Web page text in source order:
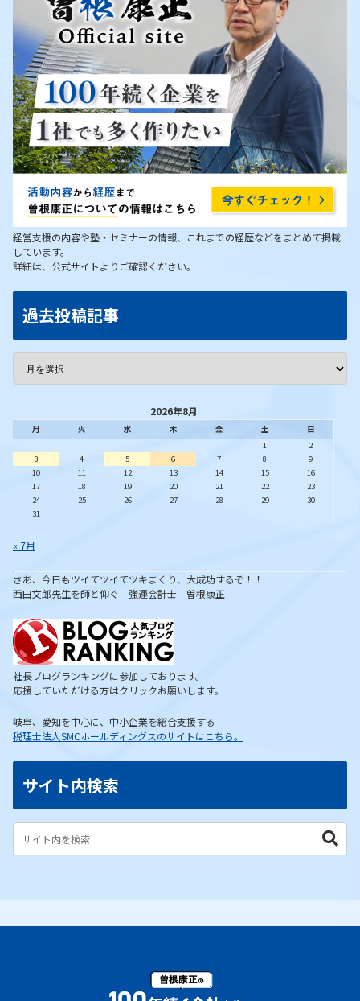
経営支援の内容や塾・セミナーの情報、これまでの経歴などをまとめて掲載
しています。
詳細は、公式サイトよりご確認ください。
過去投稿記事
2026年8月
月 火 水 木 金 土
日
1
2
3
4 5 6 7 8
9
10
11 12 13 14 15
16
17
18 19 20 21 22
23
24
25 26 27 28 29
30
31
« 7月
さあ、今日もツイてツイてツキまくり、大成功するぞ！！
西田文郎先生を師と仰ぐ 強運会計士 曽根康正
社長ブログランキングに参加しております。
応援していただける方はクリックお願いします。
岐阜、愛知を中心に、中小企業を総合支援する
税理士法人SMCホールディングスのサイトはこちら。
サイト内検索